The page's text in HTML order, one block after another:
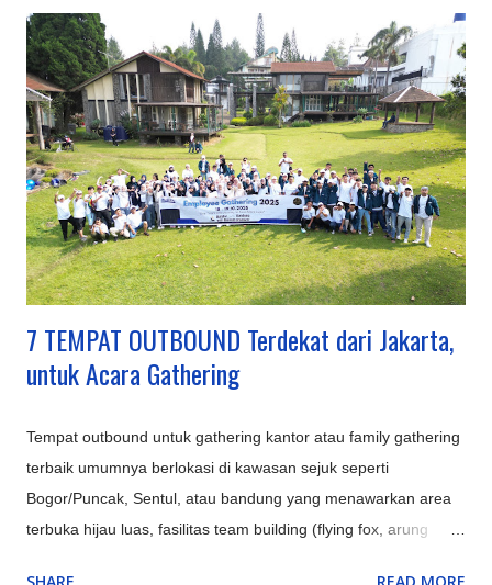
Gedung Sate), menjadikannya destinasi multifungsi untuk
berbagai kalangan. Kawasan Utama dan Keunggulannya:
Lembang (Bandung Barat): Pusat wisata alam dan keluarga,
ada kebun teh, Tangkuban Parahu, Floating Market, The Great
Asia Africa, Lembang Park & Zoo, Dago Dream Park. Ciwidey
(Bandung Selatan): Terkenal dengan Kawah Putih, Ranca
Upas (rusa, camping), dan Glamping Lakeside dengan
suasana danau yang indah. Pangalengan: Untuk petualangan
seperti rafting di Sungai Palayangan dan off-road adventure
d...
7 TEMPAT OUTBOUND Terdekat dari Jakarta,
untuk Acara Gathering
Tempat outbound untuk gathering kantor atau family gathering
terbaik umumnya berlokasi di kawasan sejuk seperti
Bogor/Puncak, Sentul, atau bandung yang menawarkan area
terbuka hijau luas, fasilitas team building (flying fox, arung